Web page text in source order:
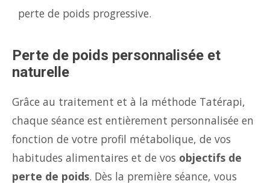
perte de poids progressive.
Perte de poids personnalisée et
naturelle
Grâce au traitement et à la méthode Tatérapi,
chaque séance est entièrement personnalisée en
fonction de votre profil métabolique, de vos
habitudes alimentaires et de vos objectifs de
perte de poids. Dès la première séance, vous